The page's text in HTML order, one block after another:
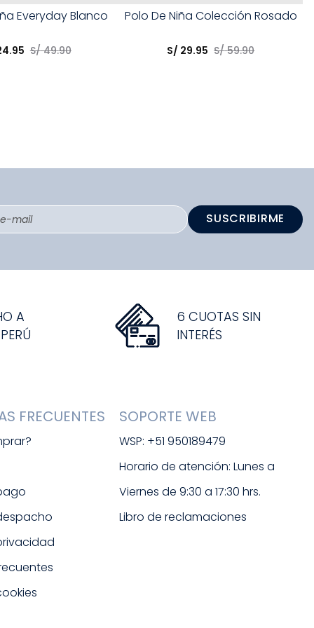
Everyday Blanco
.95 S/ 49.90
Talla
Polo De Niña Colección Rosado
S/ 29.95 S/ 59.90
SUSCRIBIRME
A
6 CUOTAS SIN
INTERÉS
FRECUENTES SOPORTE WEB
WSP: +51 950189479
Horario de atención: Lunes a
Viernes de 9:30 a 17:30 hrs.
Libro de reclamaciones